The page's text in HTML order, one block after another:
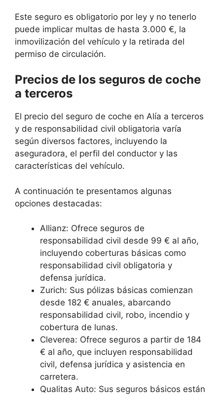
Este seguro es obligatorio por ley y no tenerlo
puede implicar multas de hasta 3.000 €, la
inmovilización del vehículo y la retirada del
permiso de circulación.
Precios de los seguros de coche
a terceros
El precio del seguro de coche en Alía a terceros
y de responsabilidad civil obligatoria varía
según diversos factores, incluyendo la
aseguradora, el perfil del conductor y las
características del vehículo.
A continuación te presentamos algunas
opciones destacadas:
Allianz: Ofrece seguros de
responsabilidad civil desde 99 € al año,
incluyendo coberturas básicas como
responsabilidad civil obligatoria y
defensa jurídica.
Zurich: Sus pólizas básicas comienzan
desde 182 € anuales, abarcando
responsabilidad civil, robo, incendio y
cobertura de lunas.
Cleverea: Ofrece seguros a partir de 184
€ al año, que incluyen responsabilidad
civil, defensa jurídica y asistencia en
carretera.
Qualitas Auto: Sus seguros básicos están